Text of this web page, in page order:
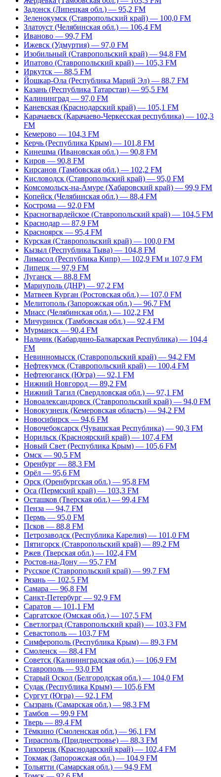
Задонск (Липецкая обл.) — 95,2 FM
Зеленокумск (Ставропольский край) — 100,0 FM
Златоуст (Челябинская обл.) — 106,4 FM
Иваново — 99,7 FM
Ижевск (Удмуртия) — 97,0 FM
Изобильный (Ставропольский край) — 94,8 FM
Ипатово (Ставропольский край) — 105,3 FM
Иркутск — 88,5 FM
Йошкар-Ола (Республика Марий Эл) — 88,7 FM
Казань (Республика Татарстан) — 95,5 FM
Калининград — 97,0 FM
Каневская (Краснодарский край) — 105,1 FM
Карачаевск (Карачаево-Черкесская республика) — 102,3
FM
Кемерово — 104,3 FM
Керчь (Республика Крым) — 101,8 FM
Кинешма (Ивановская обл.) — 90,8 FM
Киров — 90,8 FM
Кирсанов (Тамбовская обл.) — 102,2 FM
Кисловодск (Ставропольский край) — 95,0 FM
Комсомольск-на-Амуре (Хабаровский край) — 99,9 FM
Копейск (Челябинская обл.) — 88,4 FM
Кострома — 92,0 FM
Красногвардейское (Ставропольский край) — 104,5 FM
Краснодар — 87,9 FM
Красноярск — 95,4 FM
Курская (Ставропольский край) — 100,0 FM
Кызыл (Республика Тыва) — 104,8 FM
Лимасол (Республика Кипр) — 102,9 FM и 107,9 FM
Липецк — 97,9 FM
Луганск — 88,8 FM
Мариуполь (ДНР) — 97,2 FM
Матвеев Курган (Ростовская обл.) — 107,0 FM
Мелитополь (Запорожская обл.) — 96,7 FM
Миасс (Челябинская обл.) — 102,2 FM
Мичуринск (Тамбовская обл.) — 92,4 FM
Мурманск — 90,4 FM
Нальчик (Кабардино-Балкарская Республика) — 104,4
FM
Невинномысск (Ставропольский край) — 94,2 FM
Нефтекумск (Ставропольский край) — 100,4 FM
Нефтеюганск (Югра) — 92,1 FM
Нижний Новгород — 89,2 FM
Нижний Тагил (Свердловская обл.) — 97,1 FM
Новоалександровск (Ставропольский край) — 94,0 FM
Новокузнецк (Кемеровская область) — 94,2 FM
Новосибирск — 94,6 FM
Новочебоксарск (Чувашская Республика) — 90,3 FM
Норильск (Красноярский край) — 107,4 FM
Новый Свет (Республика Крым) — 105,6 FM
Омск — 90,5 FM
Оренбург — 88,3 FM
Орёл — 95,6 FM
Орск (Оренбургская обл.) — 95,8 FM
Оса (Пермский край) — 103,3 FM
Осташков (Тверская обл.) — 99,4 FM
Пенза — 94,7 FM
Пермь — 95,0 FM
Псков — 88,8 FM
Петрозаводск (Республика Карелия) — 101,0 FM
Пятигорск (Ставропольский край) — 89,2 FM
Ржев (Тверская обл.) — 102,4 FM
Ростов-на-Дону — 95,7 FM
Русское (Ставропольский край) — 99,7 FM
Рязань — 102,5 FM
Самара — 96,8 FM
Санкт-Петербург — 92,9 FM
Саратов — 101,1 FM
Саргатское (Омская обл.) — 107,5 FM
Светлоград (Ставропольский край) — 103,3 FM
Севастополь — 103,7 FM
Симферополь (Республика Крым) — 89,3 FM
Смоленск — 88,4 FM
Советск (Калининградская обл.) — 106,9 FM
Ставрополь — 93,0 FM
Старый Оскол (Белгородская обл.) — 104,0 FM
Судак (Республика Крым) — 105,6 FM
Сургут (Югра) — 92,1 FM
Сызрань (Самарская обл.) — 98,3 FM
Тамбов — 99,9 FM
Тверь — 89,4 FM
Тёмкино (Смоленская обл.) — 96,1 FM
Тирасполь (Приднестровье) — 88,3 FM
Тихорецк (Краснодарский край) — 102,4 FM
Токмак (Запорожская обл.) — 104,9 FM
Тольятти (Самарская обл.) — 94,9 FM